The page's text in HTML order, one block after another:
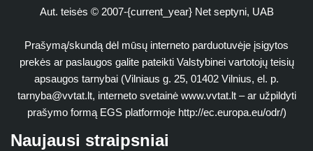
Aut. teisės © 2007-{current_year} Net septyni, UAB
Prašymą/skundą dėl mūsų interneto parduotuvėje įsigytos
prekės ar paslaugos galite pateikti Valstybinei vartotojų teisių
apsaugos tarnybai (Vilniaus g. 25, 01402 Vilnius, el. p.
tarnyba@vvtat.lt, interneto svetainė www.vvtat.lt – ar užpildyti
prašymo formą EGS platformoje http://ec.europa.eu/odr/)
Naujausi straipsniai